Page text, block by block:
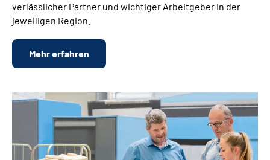
verlässlicher Partner und wichtiger Arbeitgeber in der
jeweiligen Region.
Mehr erfahren